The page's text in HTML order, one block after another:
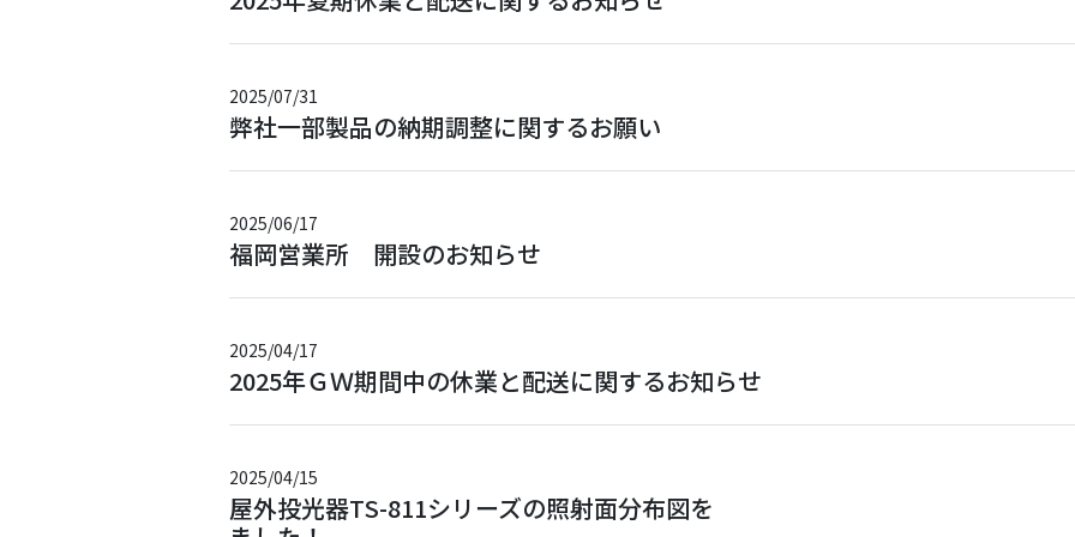
2025/07/31
弊社一部製品の納期調整に関するお願い
2025/06/17
福岡営業所 開設のお知らせ
2025/04/17
2025年ＧＷ期間中の休業と配送に関するお知らせ
2025/04/15
屋外投光器TS-811シリーズの照射面分布図を